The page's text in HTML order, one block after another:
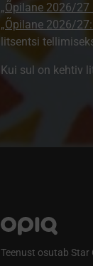
„Õpilane 2026/27
„Õpilane 2026/
litsentsi
Kui sul on kehtiv
Teenust osutab Star